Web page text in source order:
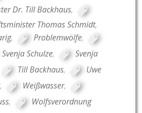
Dr. Till Backhaus,
Thomas Schmidt,
, Problemwölfe,
Svenja Schulze,
Svenja
Till Backhaus,
Uwe
, Weißwasser,
, Wolfsverordnung